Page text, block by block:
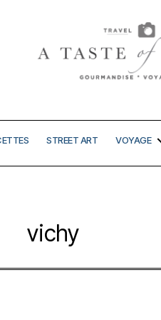
of
mySTREET ART VOYAGE
vichy